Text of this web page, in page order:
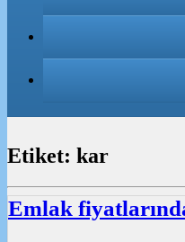
Etiket: kar
Emlak